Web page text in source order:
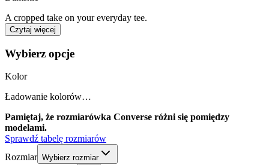
A cropped take on your everyday tee.
Czytaj więcej
Wybierz opcje
Kolor
Ładowanie kolorów…
Pamiętaj, że rozmiarówka Converse różni się pomiędzy
modelami.
Sprawdź tabelę rozmiarów
Rozmiar Wybierz rozmiar